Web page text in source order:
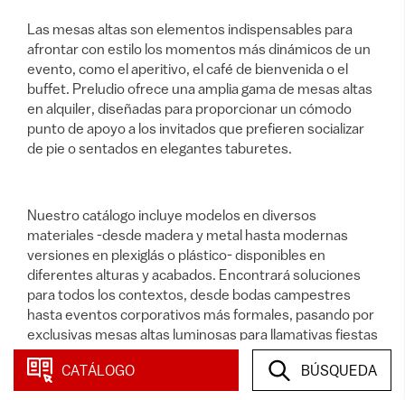
Las mesas altas son elementos indispensables para
afrontar con estilo los momentos más dinámicos de un
evento, como el aperitivo, el café de bienvenida o el
buffet. Preludio ofrece una amplia gama de mesas altas
en alquiler, diseñadas para proporcionar un cómodo
punto de apoyo a los invitados que prefieren socializar
de pie o sentados en elegantes taburetes.
Nuestro catálogo incluye modelos en diversos
materiales -desde madera y metal hasta modernas
versiones en plexiglás o plástico- disponibles en
diferentes alturas y acabados. Encontrará soluciones
para todos los contextos, desde bodas campestres
hasta eventos corporativos más formales, pasando por
exclusivas mesas altas luminosas para llamativas fiestas
nocturnas.
Nuestro catálogo incluye modelos en diversos
CATÁLOGO BÚSQUEDA